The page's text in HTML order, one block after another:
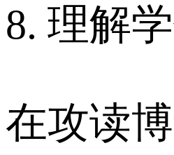
8. 理解
在攻读